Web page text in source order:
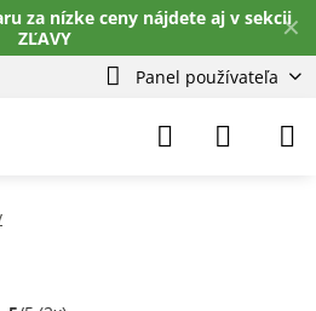
✕
za nízke ceny nájdete aj v sekcii
ZĽAVY
Panel používateľa